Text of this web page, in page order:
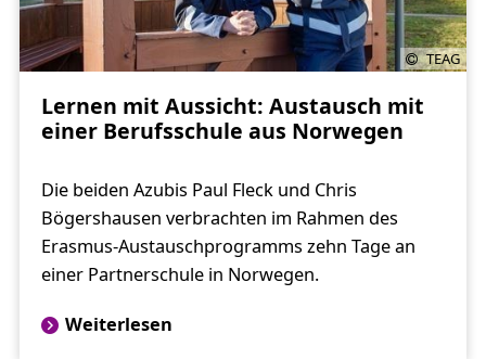
TEAG
Lernen mit Aussicht: Austausch mit
einer Berufsschule aus Norwegen
Die beiden Azubis Paul Fleck und Chris
Bögershausen verbrachten im Rahmen des
Erasmus-Austauschprogramms zehn Tage an
einer Partnerschule in Norwegen.
Weiterlesen